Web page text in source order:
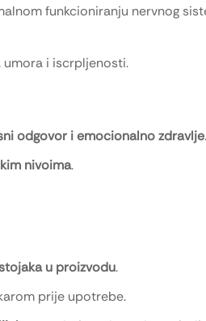
funkcioniranju nervnog
umora i iscrpljenosti.
odgovor i emocionalno zdravlje.
nivoima.
u proizvodu.
prije upotrebe.